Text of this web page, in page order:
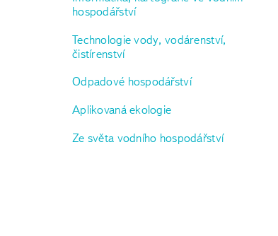
hospodářství
Technologie vody, vodárenství,
čistírenství
Odpadové hospodářství
Aplikovaná ekologie
Ze světa vodního hospodářství